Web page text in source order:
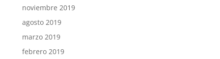
noviembre 2019
agosto 2019
marzo 2019
febrero 2019